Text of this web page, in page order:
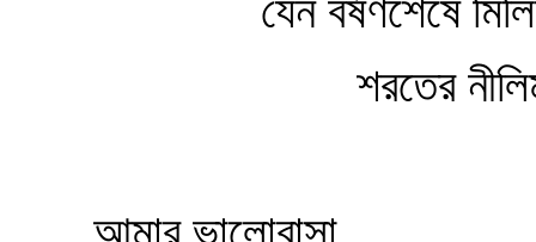
যেন বর্ষণশেষে
শরতের